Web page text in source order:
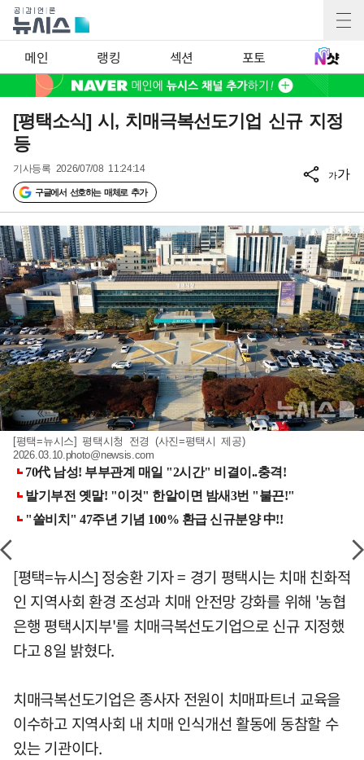
메인 랭킹 섹션 포토
[평택소식] 시, 치매극복선도기업 신규 지정
등
기사등록 2026/07/08 11:24:14
구글에서 선호하는 매체로 추가
가가
[평택=뉴시스] 평택시청 전경 (사진=평택시 제공)
2026.03.10.photo@newsis.com
[평택=뉴시스] 정숭환 기자 = 경기 평택시는 치매 친화적
인 지역사회 환경 조성과 치매 안전망 강화를 위해 '농협
은행 평택시지부'를 치매극복선도기업으로 신규 지정했
다고 8일 밝혔다.
치매극복선도기업은 종사자 전원이 치매파트너 교육을
이수하고 지역사회 내 치매 인식개선 활동에 동참할 수
있는 기관이다.